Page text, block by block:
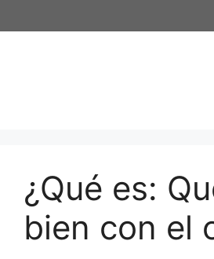
al
¿Qué es:
bien con el